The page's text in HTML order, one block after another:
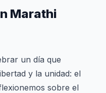
Marathi
un día que
y la unidad: el
sobre el